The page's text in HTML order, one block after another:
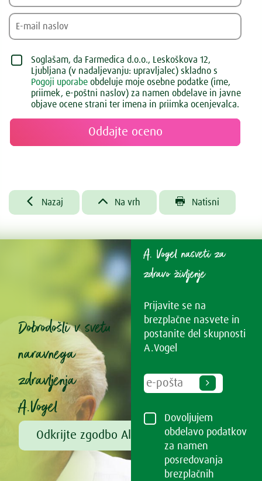
Soglašam, da Farmedica d.o.o., Leskoškova 12,
Ljubljana (v nadaljevanju: upravljalec) skladno s
Pogoji uporabeobdeluje moje osebne podatke (ime,
priimek, e-poštni naslov) za namen obdelave in javne
objave ocene strani ter imena in priimka ocenjevalca.
 Nazaj  Na vrh  Natisni
Dobrodošli v svetu
naravnega
zdravljenja
A.Vogel
Odkrijte zgodbo Alfreda Vogla
A. Vogel nasveti za
zdravo življenje
Prijavite se na
brezplačne nasvete in
postanite del skupnosti
A.Vogel
Dovoljujem
obdelavo podatkov
za namen
posredovanja
brezplačnih